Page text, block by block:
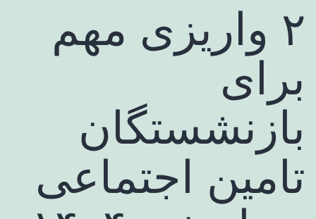
۲ واریزی مهم
برای
بازنشستگان
تامین اجتماعی